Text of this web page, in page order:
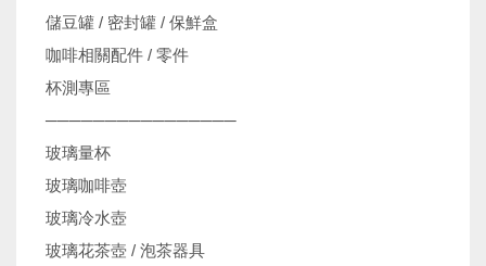
儲豆罐 / 密封罐 / 保鮮盒
咖啡相關配件 / 零件
杯測專區
────────────────
玻璃量杯
玻璃咖啡壺
玻璃冷水壺
玻璃花茶壺 / 泡茶器具